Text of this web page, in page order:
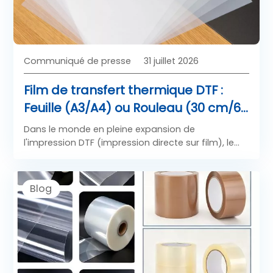
Communiqué de presse 31 juillet 2026
Film de transfert thermique DTF :
Feuille (A3/A4) ou Rouleau (30 cm/60
cm) — Quel format convient à votre
volume d'impression ?
Dans le monde en pleine expansion de
l'impression DTF (impression directe sur film), le
thermique DTF ne se limite pas à la taille ; il influe
directement sur votre efficacité de production, le
coût des matériaux, la vitesse d'impression et la
qualité finale du transfert.
Blog